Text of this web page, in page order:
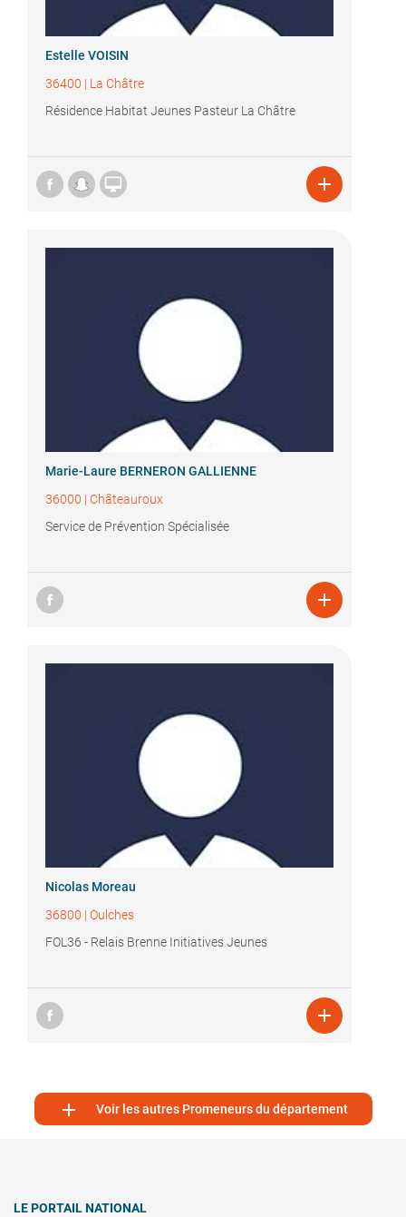
Estelle VOISIN
36400 | La Châtre
Résidence Habitat Jeunes Pasteur La Châtre
 
Marie-Laure BERNERON GALLIENNE
36000 | Châteauroux
Service de Prévention Spécialisée

Nicolas Moreau
36800 | Oulches
FOL36 - Relais Brenne Initiatives Jeunes

 Voir les autres Promeneurs du département
LE PORTAIL NATIONAL